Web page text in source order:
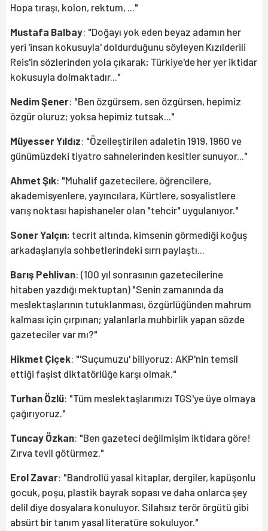
Hopa tıraşı, kolon, rektum, ..."
Mustafa Balbay: "Doğayı yok eden beyaz adamın her
yeri 'insan kokusuyla' doldurduğunu söyleyen Kızılderili
Reis'in sözlerinden yola çıkarak; Türkiye'de her yer iktidar
kokusuyla dolmaktadır..."
Nedim Şener: "Ben özgürsem, sen özgürsen, hepimiz
özgür oluruz; yoksa hepimiz tutsak..."
Müyesser Yıldız: "Özelleştirilen adaletin 1919, 1960 ve
günümüzdeki tiyatro sahnelerinden kesitler sunuyor..."
Ahmet Şık: "Muhalif gazetecilere, öğrencilere,
akademisyenlere, yayıncılara, Kürtlere, sosyalistlere
varış noktası hapishaneler olan "tehcir" uygulanıyor."
Soner Yalçın; tecrit altında, kimsenin görmediği koğuş
arkadaşlarıyla sohbetlerindeki sırrı paylaştı...
Barış Pehlivan: (100 yıl sonrasının gazetecilerine
hitaben yazdığı mektuptan) "Senin zamanında da
meslektaşlarının tutuklanması, özgürlüğünden mahrum
kalması için çırpınan; yalanlarla muhbirlik yapan sözde
gazeteciler var mı?"
Hikmet Çiçek: "'Suçumuzu' biliyoruz: AKP'nin temsil
ettiği faşist diktatörlüğe karşı olmak."
Turhan Özlü: "Tüm meslektaşlarımızı TGS'ye üye olmaya
çağırıyoruz."
Tuncay Özkan: "Ben gazeteci değilmişim iktidara göre!
Zırva tevil götürmez."
Erol Zavar: "Bandrollü yasal kitaplar, dergiler, kapüşonlu
gocuk, poşu, plastik bayrak sopası ve daha onlarca şey
delil diye dosyalara konuluyor. Silahsız terör örgütü gibi
absürt bir tanım yasal literatüre sokuluyor."